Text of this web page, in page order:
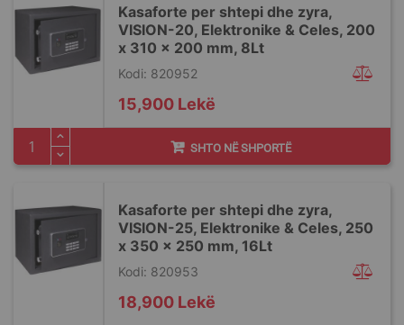
Kasaforte per shtepi dhe zyra,
VISION-20, Elektronike & Celes, 200
x 310 x 200 mm, 8Lt
Kodi: 820952
15,900 Lekë
SHTO NË SHPORTË
Kasaforte per shtepi dhe zyra,
VISION-25, Elektronike & Celes, 250
x 350 x 250 mm, 16Lt
Kodi: 820953
18,900 Lekë